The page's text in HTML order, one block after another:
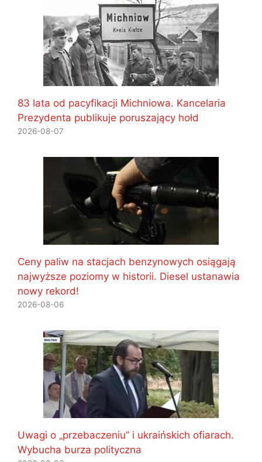
83 lata od pacyfikacji Michniowa. Kancelaria
Prezydenta publikuje poruszający hołd
2026-08-07
Ceny paliw na stacjach benzynowych osiągają
najwyższe poziomy w historii. Diesel ustanawia
nowy rekord!
2026-08-06
Uwagi o „przebaczeniu” i ukraińskich ofiarach.
Wybucha burza polityczna